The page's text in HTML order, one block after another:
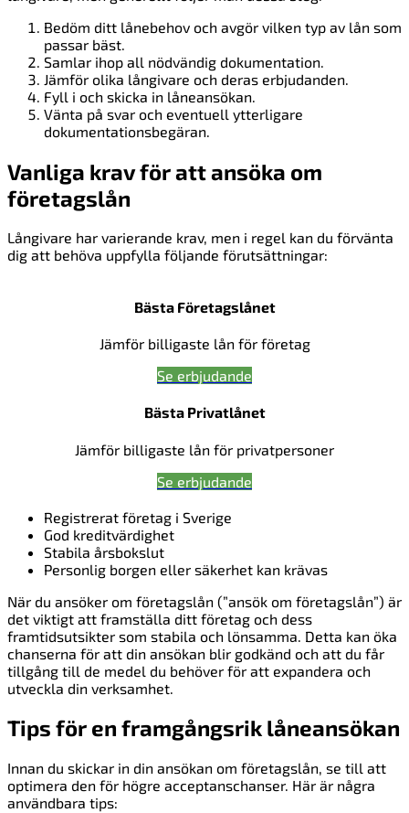
Bedöm ditt lånebehov och avgör vilken typ av lån som
passar bäst.
Samlar ihop all nödvändig dokumentation.
Jämför olika långivare och deras erbjudanden.
Fyll i och skicka in låneansökan.
Vänta på svar och eventuell ytterligare
dokumentationsbegäran.
Vanliga krav för att ansöka om
företagslån
Långivare har varierande krav, men i regel kan du förvänta
dig att behöva uppfylla följande förutsättningar:
Bästa Företagslånet
Jämför billigaste lån för företag
Se erbjudande
Bästa Privatlånet
Jämför billigaste lån för privatpersoner
Se erbjudande
Registrerat företag i Sverige
God kreditvärdighet
Stabila årsbokslut
Personlig borgen eller säkerhet kan krävas
När du ansöker om företagslån (”ansök om företagslån”) är
det viktigt att framställa ditt företag och dess
framtidsutsikter som stabila och lönsamma. Detta kan öka
chanserna för att din ansökan blir godkänd och att du får
tillgång till de medel du behöver för att expandera och
utveckla din verksamhet.
Tips för en framgångsrik låneansökan
Innan du skickar in din ansökan om företagslån, se till att
optimera den för högre acceptanschanser. Här är några
användbara tips: